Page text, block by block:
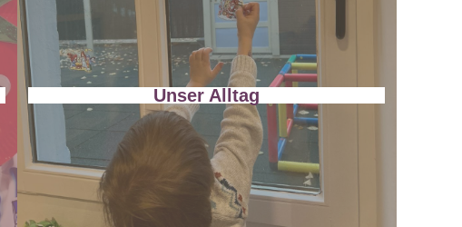
Unser Alltag